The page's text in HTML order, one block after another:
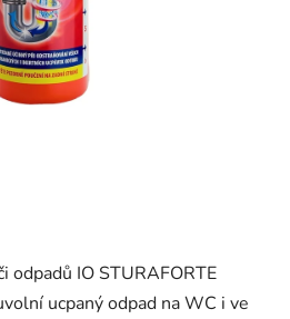
odpadů IO STURAFORTE
ucpaný odpad na WC i ve